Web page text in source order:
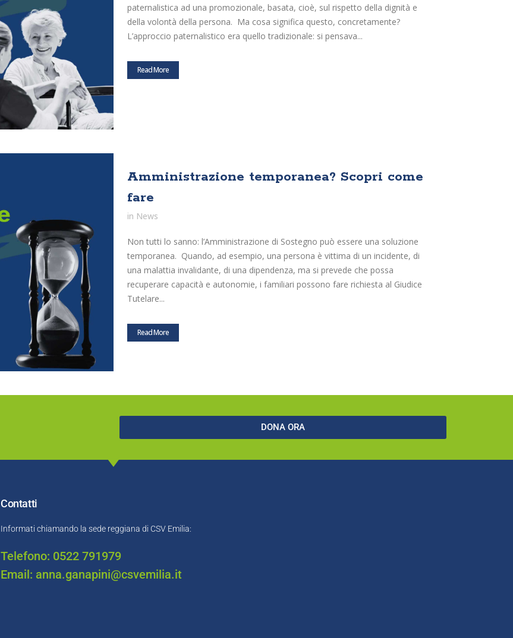
paternalistica ad una promozionale, basata, cioè, sul rispetto della dignità e
della volontà della persona. Ma cosa significa questo, concretamente?
L’approccio paternalistico era quello tradizionale: si pensava...
Read More
Amministrazione temporanea? Scopri come
fare
in News
Non tutti lo sanno: l’Amministrazione di Sostegno può essere una soluzione
temporanea. Quando, ad esempio, una persona è vittima di un incidente, di
una malattia invalidante, di una dipendenza, ma si prevede che possa
recuperare capacità e autonomie, i familiari possono fare richiesta al Giudice
Tutelare...
Read More
DONA ORA
Contatti
Informati chiamando la sede reggiana di CSV Emilia:
Telefono: 0522 791979
Email: anna.ganapini@csvemilia.it